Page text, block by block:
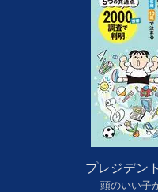
プレジデン
頭のいい子